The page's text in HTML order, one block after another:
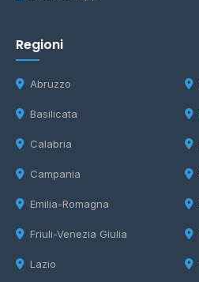
Regioni
Abruzzo
Basilicata
Calabria
Campania
Emilia-Romagna
Friuli-Venezia Giulia
Lazio